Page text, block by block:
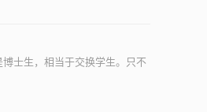
士生，相当于交换学生。只不